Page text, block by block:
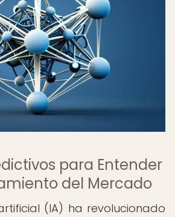
para Entender
del Mercado
(IA) ha revolucionado